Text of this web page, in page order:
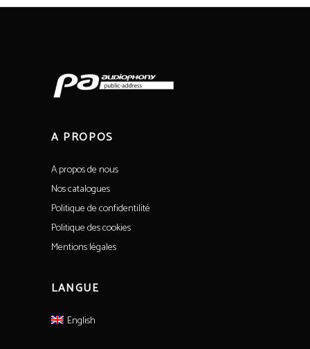
A PROPOS
A propos de nous
Nos catalogues
Politique de confidentilité
Politique des cookies
Mentions légales
LANGUE
English